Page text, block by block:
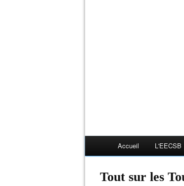
Accueil L'EECSB
Tout sur les